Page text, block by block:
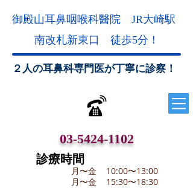
御殿山耳鼻咽喉科醫院 JR大崎駅
南改札新東口 徒歩5分！
２人の耳鼻科専門医が丁寧に診察！
03-5424-1102
診療時間
月〜金 10:00〜13:00
月〜金
15:30〜18:30